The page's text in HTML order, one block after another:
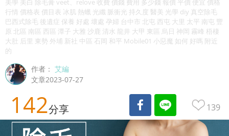
美學 美白 除毛膏 veet、relove 收費 價錢 費用 多少錢 報價 平價 便宜 價格
行情 價格表 價目表 冰肌 熱蠟 光纖 脈衝光 持久度 醫美 光學 diy 真空除毛
巴西式除毛 後遺症 保養 好處 壞處 孕婦 台中市 北屯 西屯 大里 太平 南屯 豐
原 北區 南區 西區 潭子 大雅 沙鹿 清水 龍井 大甲 東區 烏日 神岡 霧峰 梧棲
大肚 后里 東勢 外埔 新社 中區 石岡 和平 Mobile01 小惡魔 如何 好嗎 附近
的
作者：艾編
文章2023-07-27
142分享 139